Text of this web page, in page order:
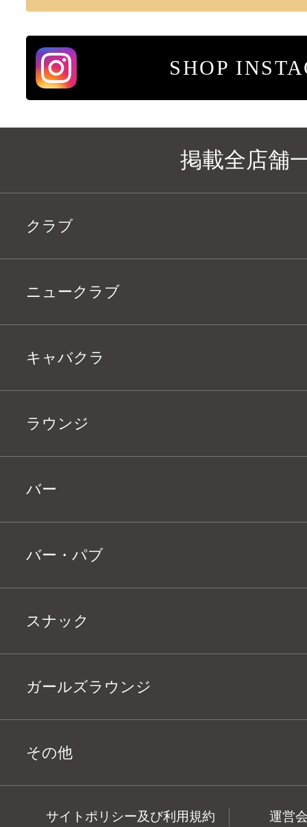
SHOP
掲載全店舗
クラブ
ニュークラブ
キャバクラ
ラウンジ
バー
バー・パブ
スナック
ガールズラウンジ
その他
サイトポリシー及び利用規約 運営